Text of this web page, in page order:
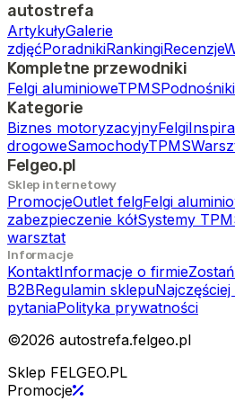
autostrefa
ArtykułyGalerie
zdjęćPoradnikiRankingiRecenzje
Kompletne przewodniki
Felgi aluminioweTPMS
Kategorie
Biznes motoryzacyjnyFelgi
drogoweSamochodyTPMS
Felgeo.pl
Sklep internetowy
PromocjeOutlet felgFelgi
zabezpieczenie kółSystemy
warsztat
Informacje
KontaktInformacje o firmie
B2BRegulamin sklepu
pytaniaPolityka prywatności
©2026 autostrefa.felgeo.pl
Sklep FELGEO.PL
Promocje